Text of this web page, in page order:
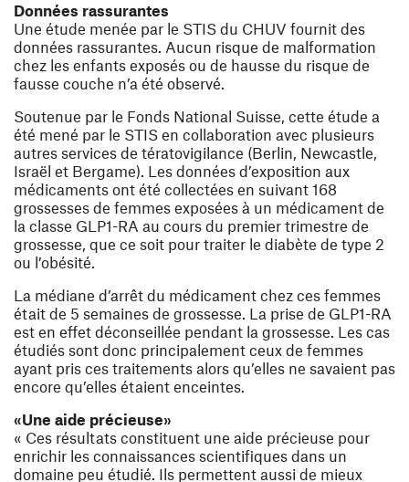
Données rassurantes
Une étude menée par le STIS du CHUV fournit des
données rassurantes. Aucun risque de malformation
chez les enfants exposés ou de hausse du risque de
fausse couche n’a été observé.
Soutenue par le Fonds National Suisse, cette étude a
été mené par le STIS en collaboration avec plusieurs
autres services de tératovigilance (Berlin, Newcastle,
Israël et Bergame). Les données d’exposition aux
médicaments ont été collectées en suivant 168
grossesses de femmes exposées à un médicament de
la classe GLP1-RA au cours du premier trimestre de
grossesse, que ce soit pour traiter le diabète de type 2
ou l’obésité.
La médiane d’arrêt du médicament chez ces femmes
était de 5 semaines de grossesse. La prise de GLP1-RA
est en effet déconseillée pendant la grossesse. Les cas
étudiés sont donc principalement ceux de femmes
ayant pris ces traitements alors qu’elles ne savaient pas
encore qu’elles étaient enceintes.
«Une aide précieuse»
« Ces résultats constituent une aide précieuse pour
enrichir les connaissances scientifiques dans un
domaine peu étudié. Ils permettent aussi de mieux